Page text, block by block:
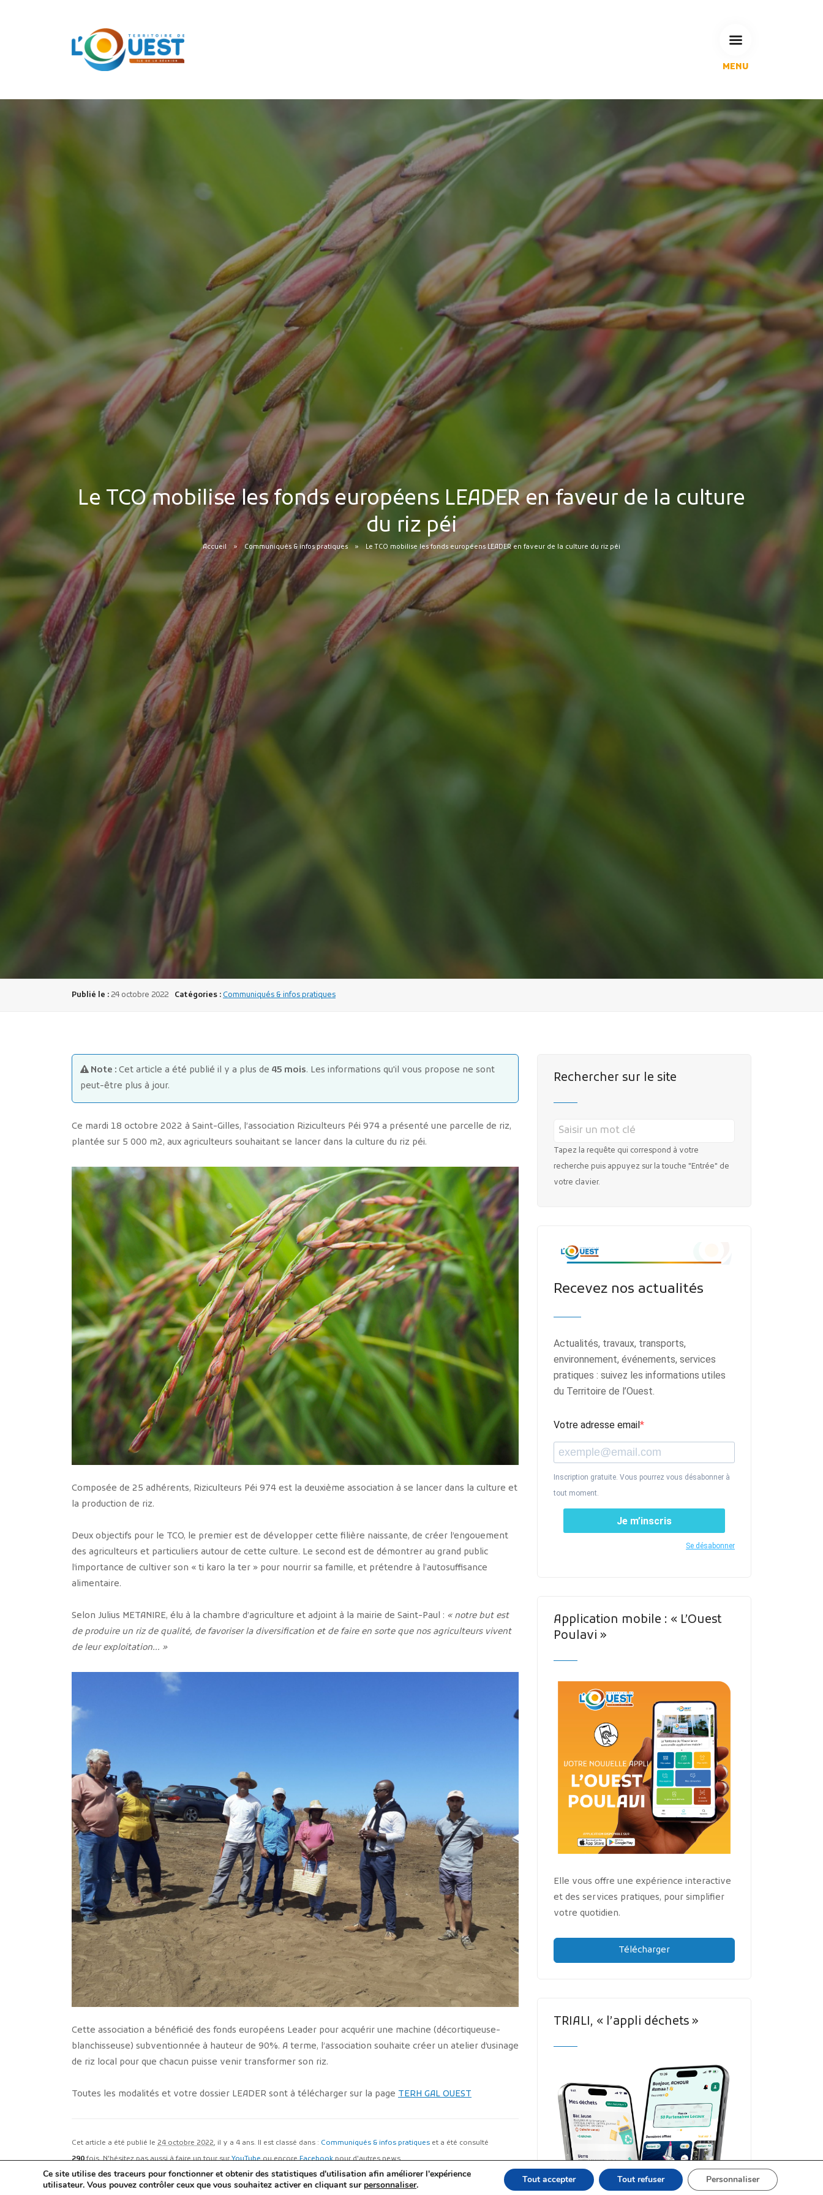
MENU
Espace Pédagogique
RECHERCHE
CALENDRIERS DE COLLECTE
MES DÉMARCHES
Publicité des actes
Marchés publics
Projets financés par l'Europe
Plans d'accès
Le TCO mobilise les fonds européens LEADER en faveur de la culture
du riz péi
Accueil Communiqués & infos pratiques Le TCO mobilise les fonds européens LEADER en faveur de la culture du riz péi
Publié le : 24 octobre 2022 Catégories :Communiqués & infos pratiques
Note : Cet article a été publié il y a plus de 45 mois. Les informations qu'il vous propose ne sont
peut-être plus à jour.
Ce mardi 18 octobre 2022 à Saint-Gilles, l’association Riziculteurs Péi 974 a présenté une parcelle de riz,
plantée sur 5 000 m2, aux agriculteurs souhaitant se lancer dans la culture du riz péi.
Composée de 25 adhérents, Riziculteurs Péi 974 est la deuxième association à se lancer dans la culture et
la production de riz.
Deux objectifs pour le TCO, le premier est de développer cette filière naissante, de créer l’engouement
des agriculteurs et particuliers autour de cette culture. Le second est de démontrer au grand public
l’importance de cultiver son « ti karo la ter » pour nourrir sa famille, et prétendre à l’autosuffisance
alimentaire.
Selon Julius METANIRE, élu à la chambre d’agriculture et adjoint à la mairie de Saint-Paul : « notre but est
de produire un riz de qualité, de favoriser la diversification et de faire en sorte que nos agriculteurs vivent
de leur exploitation… »
Cette association a bénéficié des fonds européens Leader pour acquérir une machine (décortiqueuse-
blanchisseuse) subventionnée à hauteur de 90%. A terme, l’association souhaite créer un atelier d’usinage
de riz local pour que chacun puisse venir transformer son riz.
Toutes les modalités et votre dossier LEADER sont à télécharger sur la page TERH GAL OUEST
Cet article a été publié le 24 octobre 2022, il y a 4 ans. Il est classé dans : Communiqués & infos pratiques et a été consulté
290fois. N'hésitez pas aussi à faire un tour surYouTubeou encoreFacebookpour d'autres news.
Rechercher sur le site
Tapez la requête qui correspond à votre
recherche puis appuyez sur la touche "Entrée" de
votre clavier.
Recevez nos actualités
Actualités, travaux, transports,
environnement, événements, services
pratiques : suivez les informations utiles
du Territoire de l’Ouest.
Votre adresse email
Inscription gratuite. Vous pourrez vous désabonner à
tout moment.
Je m’inscris
Se désabonner
Application mobile : « L’Ouest
Poulavi »
Elle vous offre une expérience interactive
et des services pratiques, pour simplifier
votre quotidien.
Télécharger
TRIALI, « l’appli déchets »
Ce site utilise des traceurs pour fonctionner et obtenir des statistiques d'utilisation afin améliorer l'expérience
utilisateur. Vous pouvez contrôler ceux que vous souhaitez activer en cliquant sur personnaliser. Tout accepter Tout refuser Personnaliser